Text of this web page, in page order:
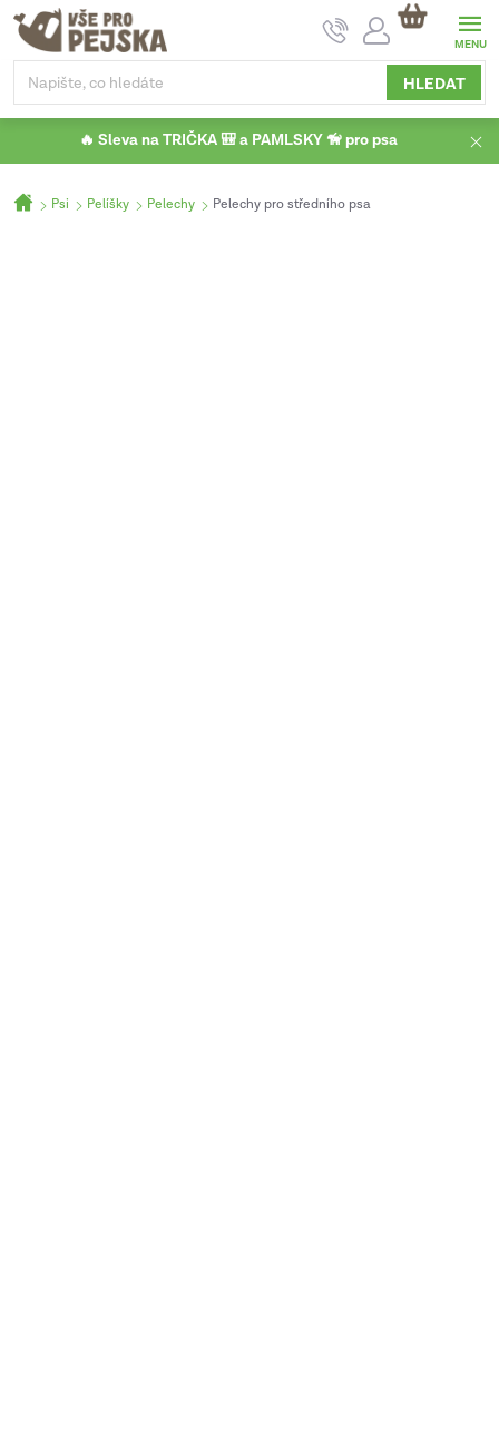
Přejít
obsah
HLEDAT
NÁKUPNÍ
KOŠÍK
🔥 Sleva na TRIČKA 🎒 a PAMLSKY 🦮 pro psa
Domů
Psi Pelíšky Pelechy Pelechy pro středního psa